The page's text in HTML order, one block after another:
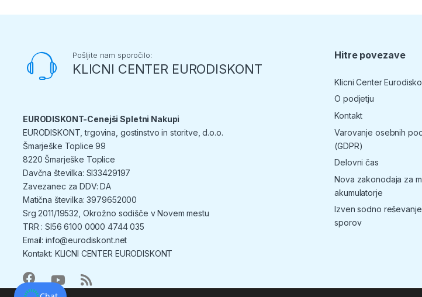
Pošljite nam sporočilo:
KLICNI CENTER EURODISKONT
EURODISKONT-Cenejši Spletni Nakupi
EURODISKONT, trgovina, gostinstvo in storitve, d.o.o.
Šmarješke Toplice 99
8220 Šmarješke Toplice
Davčna številka: SI33429197
Zavezanec za DDV: DA
Matična številka: 3979652000
Srg 2011/19532, Okrožno sodišče v Novem mestu
TRR : SI56 6100 0000 4744 035
Email: info@eurodiskont.net
Kontakt: KLICNI CENTER EURODISKONT
Hitre povezave
Klicni Center
O podjetju
Kontakt
Varovanje osebnih
(GDPR)
Delovni čas
Nova zakonodaja za
akumulatorje
Izven sodno
sporov